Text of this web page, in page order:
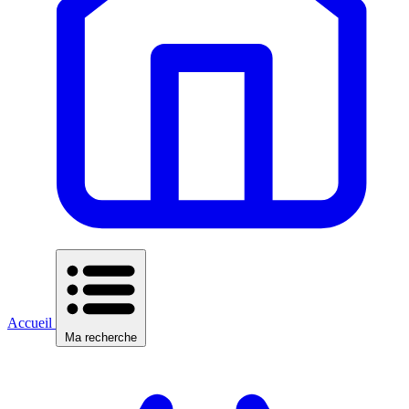
Accueil
Ma recherche